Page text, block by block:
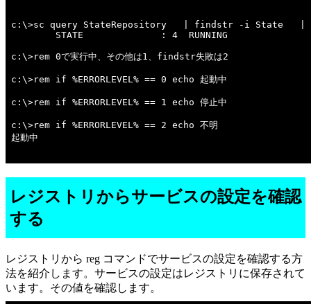
c:\>sc query StateRepository   | findstr -i State
        STATE              : 4  RUNNING
c:\>rem 0で実行中、その他は1、findstr失敗は2
c:\>rem if %ERRORLEVEL% == 0 echo 起動中
c:\>rem if %ERRORLEVEL% == 1 echo 停止中
c:\>rem if %ERRORLEVEL% == 2 echo 不明
起動中
レジストリからサービスの設定を確認
する
レジストリから reg コマンドでサービスの設定を確認する方
法を紹介します。サービスの設定はレジストリに保存されて
います。その値を確認します。